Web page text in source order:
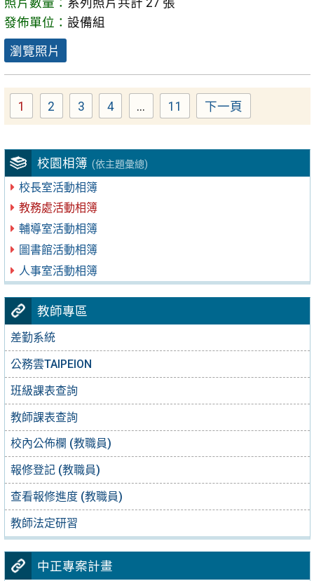
校園相簿 (依主題彙總)
校長室活動相簿
教務處活動相簿
輔導室活動相簿
圖書館活動相簿
人事室活動相簿
教師專區
差勤系統
公務雲TAIPEION
班級課表查詢
教師課表查詢
校內公佈欄 (教職員)
報修登記 (教職員)
查看報修進度 (教職員)
教師法定研習
中正專案計畫
照片數量： 系列照片共計 27 張
發佈單位： 設備組
瀏覽照片
Page
1 Page
2 Page
3 Page
4 ... Page
11 下一頁